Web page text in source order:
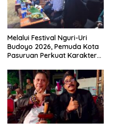
Melalui Festival Nguri-Uri
Budoyo 2026, Pemuda Kota
Pasuruan Perkuat Karakter
Narkoba